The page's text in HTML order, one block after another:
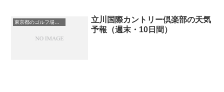
東京都のゴルフ場一覧｜距離が長い・広いゴルフ場ランキング
立川国際カントリー倶楽部の天気
予報（週末・10日間）